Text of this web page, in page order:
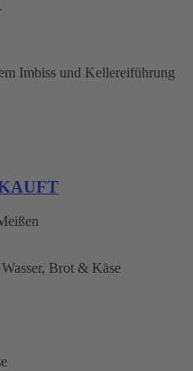
Imbiss und Kellereiführung
Brot & Käse